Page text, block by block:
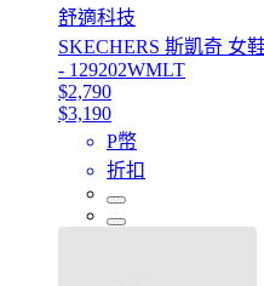
舒適科技
SKECHERS 斯凱奇 女
- 129202WMLT
$2,790
$3,190
P幣
折扣